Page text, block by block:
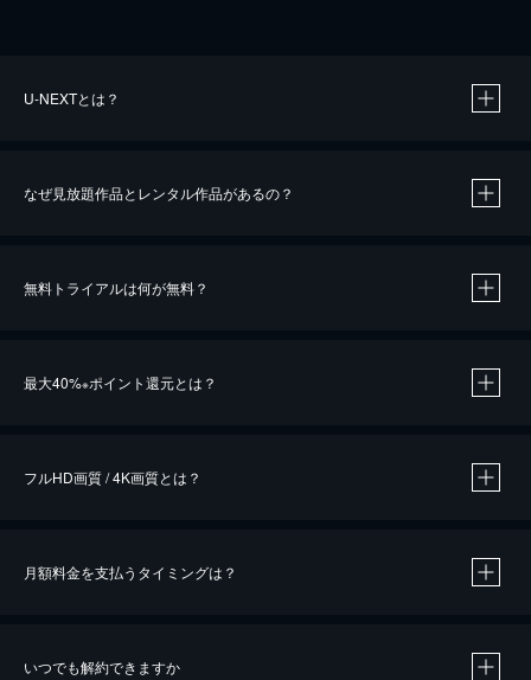
U-NEXTとは？
なぜ見放題作品とレンタル作品があるの？
無料トライアルは何が無料？
最大40%※ポイント還元とは？
※40％ポイント還元の対象は、クレジットカード決済による作品の購入 / レンタルです。
iOSアプリのUコイン決済による作品の購入 / レンタルは、20％のポイント還元です。
フルHD画質 / 4K画質とは？
月額料金を支払うタイミングは？
いつでも解約できますか